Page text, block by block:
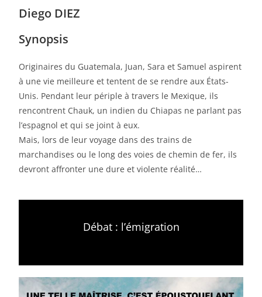
Diego DIEZ
Synopsis
Originaires du Guatemala, Juan, Sara et Samuel aspirent
à une vie meilleure et tentent de se rendre aux États-
Unis. Pendant leur périple à travers le Mexique, ils
rencontrent Chauk, un indien du Chiapas ne parlant pas
l’espagnol et qui se joint à eux.
Mais, lors de leur voyage dans des trains de
marchandises ou le long des voies de chemin de fer, ils
devront affronter une dure et violente réalité…
Débat : l’émigration